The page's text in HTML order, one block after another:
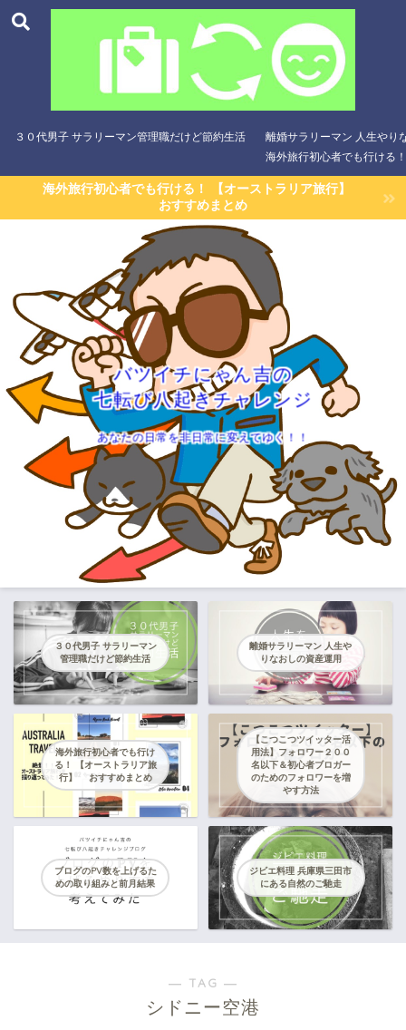
３０代男子 サラリーマン管理職だけど節約生活
離婚サラリーマン 人生やり
海外旅行初心者でも行ける
海外旅行初心者でも行ける！ 【オーストラリア旅行】
おすすめまとめ
バツイチにゃん吉の
七転び八起きチャレンジ
あなたの日常を非日常に変えてゆく！！
３０代男子 サラリーマン
管理職だけど節約生活
離婚サラリーマン 人生や
りなおしの資産運用
海外旅行初心者でも行け
る！ 【オーストラリア旅
行】 おすすめまとめ
【こつこつツイッター活
用法】フォロワー２００
名以下＆初心者ブロガー
のためのフォロワーを増
やす方法
ブログのPV数を上げるた
めの取り組みと前月結果
ジビエ料理 兵庫県三田市
にある自然のご馳走
― TAG ―
シドニー空港